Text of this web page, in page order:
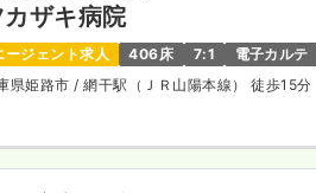
カザキ病院
ージェント求人 406床 7:1 電子カルテ
県姫路市/ 網干駅（ＪＲ山陽本線） 徒歩15分